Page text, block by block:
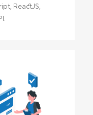
ReactJS,